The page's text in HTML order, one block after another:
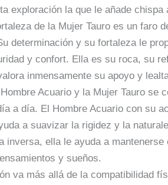
exploración la que le añade chispa
de la Mujer Tauro es un faro
determinación y su fortaleza le
y confort. Ella es su roca, su
inmensamente su apoyo y
Acuario y la Mujer Tauro se
a día. El Hombre Acuario con su
a suavizar la rigidez y la
inversa, ella le ayuda a
y sueños.
va más allá de la compatibilidad